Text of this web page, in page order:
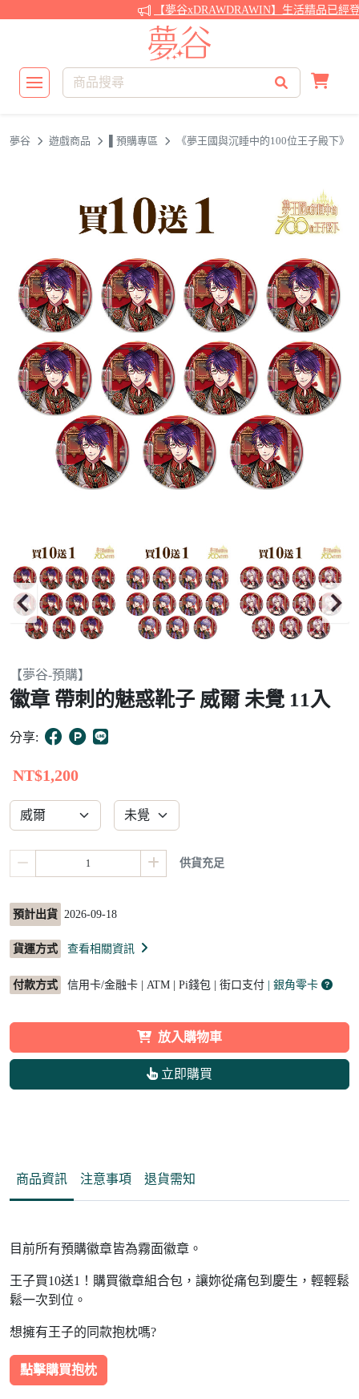
【夢谷xDRAWDRAWIN】生活精品已經登
夢谷 遊戲商品 ▌預購專區 《夢王國與沉睡中的100位王子殿下》
Item
2
of
15
【夢谷-預購】
徽章 帶刺的魅惑靴子 威爾 未覺 11入
分享:
NT$1,200
供貨充足
預計出貨 2026-09-18
貨運方式 查看相關資訊
付款方式 信用卡/金融卡 | ATM | Pi錢包 | 街口支付 | 銀角零卡
放入購物車
立即購買
商品資訊 注意事項 退貨需知
目前所有預購徽章皆為霧面徽章。
王子買10送1！購買徽章組合包，讓妳從痛包到慶生，輕輕鬆
鬆一次到位。
想擁有王子的同款抱枕嗎?
點擊購買抱枕